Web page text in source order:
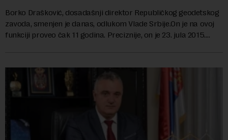
Borko Drašković, dosadašnji direktor Republičkog geodetskog
zavoda, smenjen je danas, odlukom Vlade Srbije.On je na ovoj
funkciji proveo čak 11 godina. Preciznije, on je 23. jula 2015.